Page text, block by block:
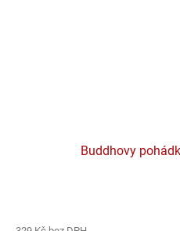
Buddhovy